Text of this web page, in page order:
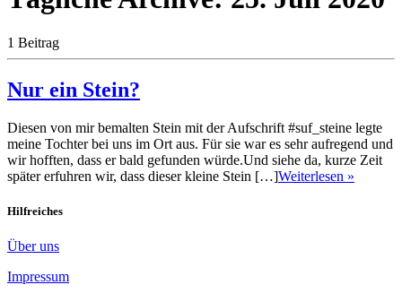
1 Beitrag
Nur ein Stein?
Diesen von mir bemalten Stein mit der Aufschrift #suf_steine legte
meine Tochter bei uns im Ort aus. Für sie war es sehr aufregend und
wir hofften, dass er bald gefunden würde.Und siehe da, kurze Zeit
später erfuhren wir, dass dieser kleine Stein […]Weiterlesen »
Hilfreiches
Über uns
Impressum